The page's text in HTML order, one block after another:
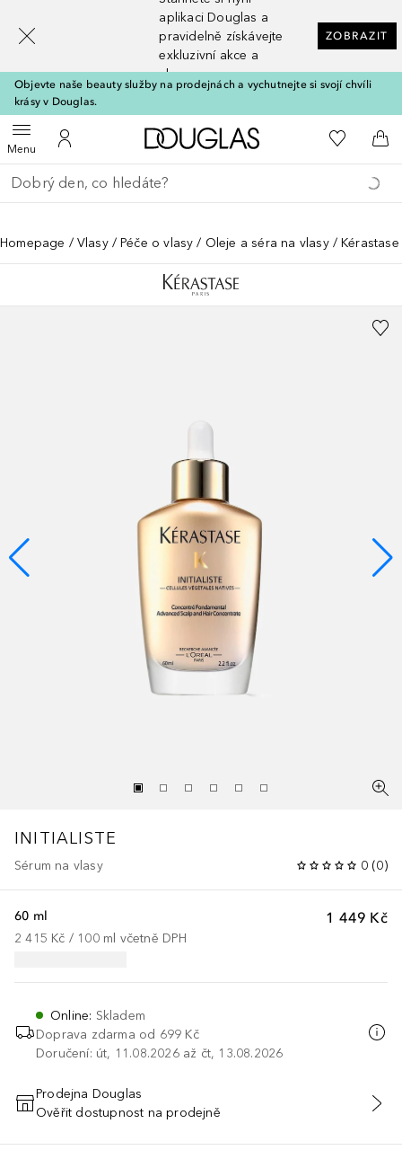
aplikaci Douglas a
pravidelně získávejte
exkluzivní akce a
slevy
ZOBRAZIT
Objevte naše beauty služby na prodejnách a vychutnejte si svojí chvíli
krásy v Douglas.
MenuOtevřít menuK mému účtu
Domů K mému
Do
Vraťte se
Proveďte vyhledávání
Homepage Vlasy Péče o vlasy Oleje a séra na vlasy
INITIALISTE
Sérum na vlasy 0 (0)
1 449 Kč
60 ml
2 415 Kč / 100 ml včetně DPH
Online: Skladem
Doprava zdarma od 699 Kč
Doručení: út, 11.08.2026 až čt, 13.08.2026
PŘIDAT DO KOŠÍKU
Prodejna Douglas
Ověřit dostupnost na prodejně
[navigation.slideout.screenreader]